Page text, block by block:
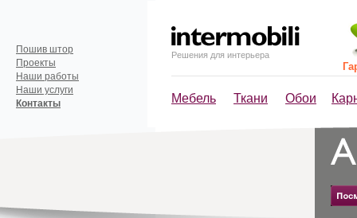
Решения для интерьера
Мебель Ткани Обои
Пошив штор
Проекты
Наши работы
Наши услуги
Контакты